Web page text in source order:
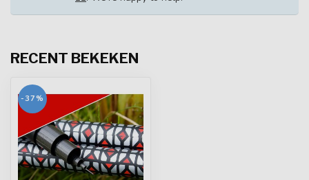
RECENT BEKEKEN
-37%